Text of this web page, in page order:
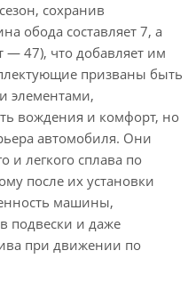
сохранив
обода составляет 7, а
47), что добавляет им
призваны быть
элементами,
вождения и комфорт, но
автомобиля. Они
и легкого сплава по
после их установки
машины,
подвески и даже
при движении по